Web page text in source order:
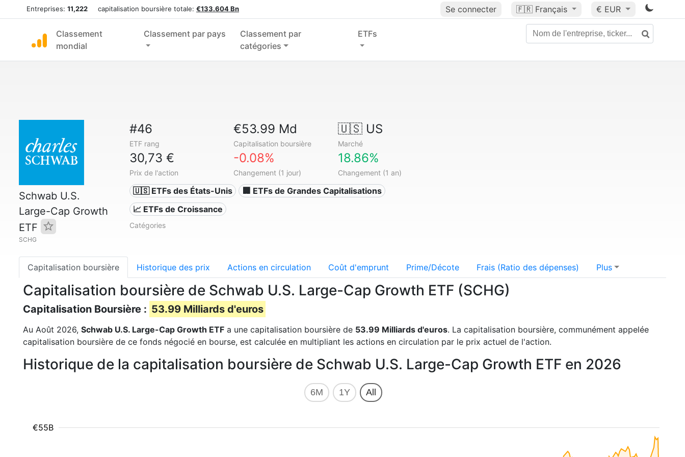
Entreprises: 11,222 capitalisation boursière totale: €133.604 Bn Se connecter 🇫🇷 Français € EUR
Classement
mondial
Classement par pays
Classement par
catégories
ETFs
Schwab U.S.
Large-Cap Growth
ETF
SCHG
#46
ETF rang
€53.99 Md
Capitalisation boursière
🇺🇸 US
Marché
30,73 €
Prix de l'action
-0.08%
Changement (1 jour)
18.86%
Changement (1 an)
🇺🇸 ETFs des États-Unis
🏢 ETFs de Grandes Capitalisations
📈 ETFs de Croissance
Catégories
Capitalisation boursière Historique des prix Actions en circulation Coût d'emprunt Prime/Décote Frais (Ratio des dépenses) Plus
Capitalisation boursière de Schwab U.S. Large-Cap Growth ETF (SCHG)
Capitalisation Boursière : 53.99 Milliards d'euros
Au Août 2026, Schwab U.S. Large-Cap Growth ETF a une capitalisation boursière de 53.99 Milliards d'euros. La capitalisation boursière, communément appelée
capitalisation boursière de ce fonds négocié en bourse, est calculée en multipliant les actions en circulation par le prix actuel de l'action.
Historique de la capitalisation boursière de Schwab U.S. Large-Cap Growth ETF en 2026
6M 1Y All
€55B